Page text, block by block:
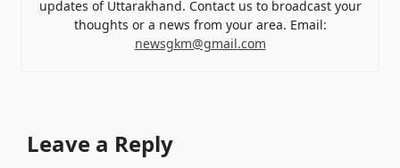
updates of Uttarakhand. Contact us to broadcast your
thoughts or a news from your area. Email:
newsgkm@gmail.com
Leave a Reply